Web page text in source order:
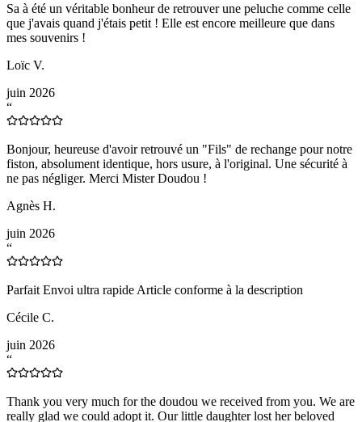
Sa à été un véritable bonheur de retrouver une peluche comme celle
que j'avais quand j'étais petit ! Elle est encore meilleure que dans
mes souvenirs !
Loïc V.
juin 2026
“
Bonjour, heureuse d'avoir retrouvé un "Fils" de rechange pour notre
fiston, absolument identique, hors usure, à l'original. Une sécurité à
ne pas négliger. Merci Mister Doudou !
Agnès H.
juin 2026
“
Parfait Envoi ultra rapide Article conforme à la description
Cécile C.
juin 2026
“
Thank you very much for the doudou we received from you. We are
really glad we could adopt it. Our little daughter lost her beloved